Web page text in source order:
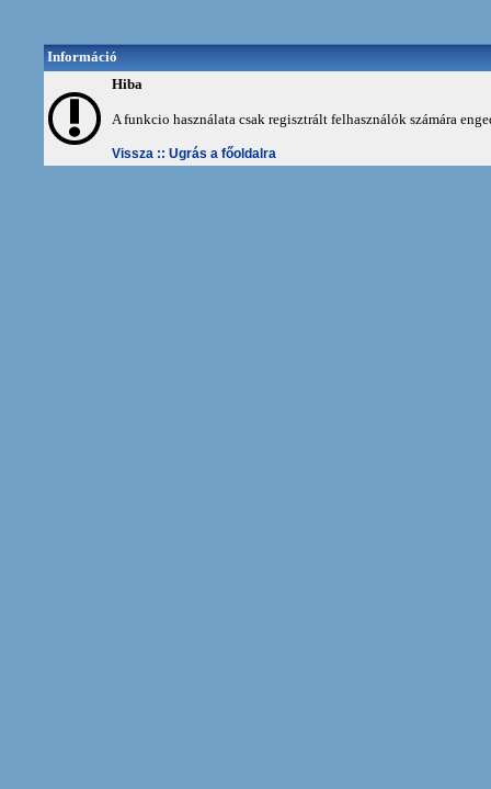
Információ
Hiba
A funkcio használata csak regisztrált felhasználók számára
Vissza :: Ugrás a főoldalra